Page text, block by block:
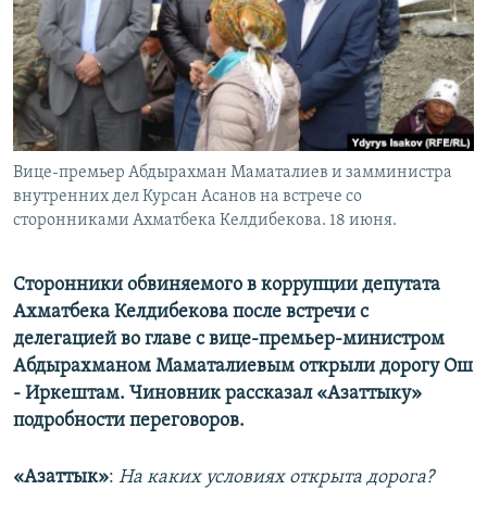
Вице-премьер Абдырахман Маматалиев и замминистра
внутренних дел Курсан Асанов на встрече со
сторонниками Ахматбека Келдибекова. 18 июня.
Сторонники обвиняемого в коррупции депутата
Ахматбека Келдибекова после встречи с
делегацией во главе с вице-премьер-министром
Абдырахманом Маматалиевым открыли дорогу Ош
- Иркештам. Чиновник рассказал «Азаттыку»
подробности переговоров.
«Азаттык»: На каких условиях открыта дорога?